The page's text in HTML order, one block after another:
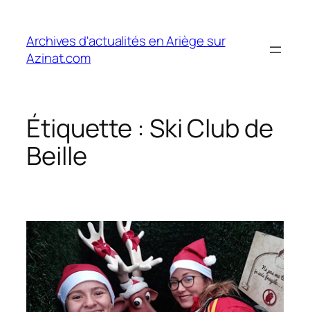
contenu
Archives d'actualités en Ariège sur
Azinat.com
Étiquette : Ski Club de
Beille